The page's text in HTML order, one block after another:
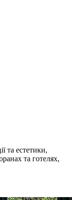
та естетики,
та готелях,